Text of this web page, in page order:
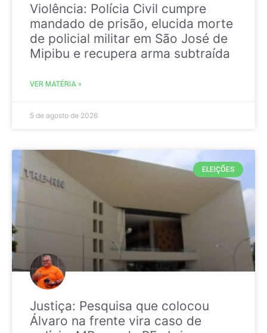
Violência: Polícia Civil cumpre
mandado de prisão, elucida morte
de policial militar em São José de
Mipibu e recupera arma subtraída
VER MATÉRIA »
5 de agosto de 2026
ELEIÇÕES
Justiça: Pesquisa que colocou
Álvaro na frente vira caso de